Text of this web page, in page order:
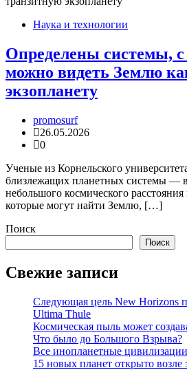
Наука и технологии
Определены системы,
можно видеть Землю
экзопланету
promosurf
26.05.2026
0
Ученые из Корнельского
близлежащих планетных системы — в
небольшого космического
которые могут найти Землю, […]
Поиск
Поиск
Свежие записи
Следующая цель New Horizons
Ultima Thule
Космическая пыль может
Что было до Большого Взрыва?
Все инопланетные
15 новых планет открыто возле